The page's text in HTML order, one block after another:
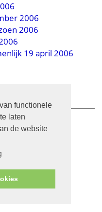
functionele
laten
de website
2006
2006
19 april 2006